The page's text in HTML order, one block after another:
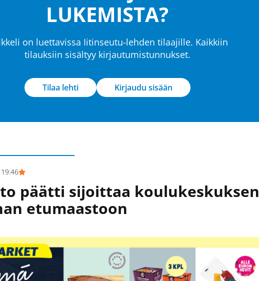
LUKEMISTA?
on luettavissa Iitinseutu-lehden tilaajille. Kaikkiin
tilauksiin sisältyy kirjautumistunnukset.
Tilaa lehti Kirjaudu sisään
päätti sijoittaa koulukeskuksen
etumaastoon